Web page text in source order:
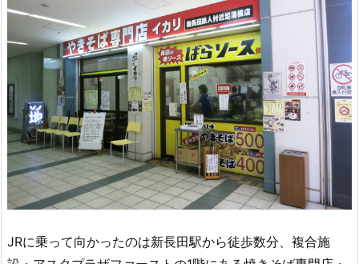
JRに乗って向かったのは新長田駅から徒歩数分、複合施